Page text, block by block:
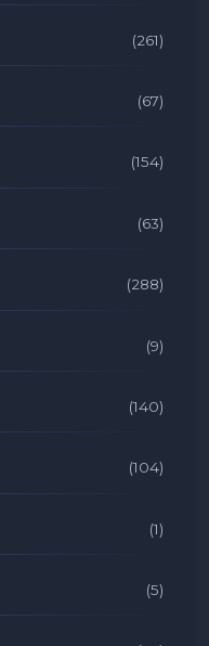
(261)
(67)
(154)
(63)
(288)
(9)
(140)
(104)
(1)
(5)